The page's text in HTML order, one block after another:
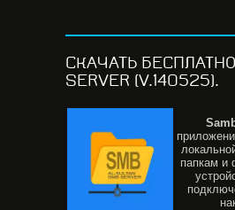
СКАЧАТЬ БЕСПЛАТНО
SERVER (V.140525).
папкам и